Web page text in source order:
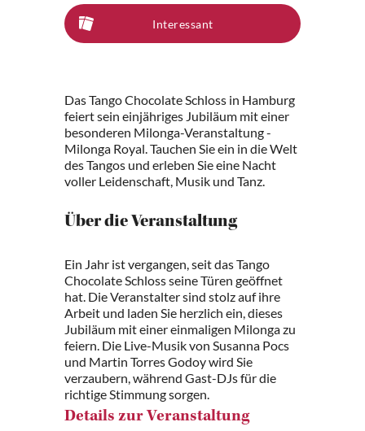
Interessant
Das Tango Chocolate Schloss in Hamburg
feiert sein einjähriges Jubiläum mit einer
besonderen Milonga-Veranstaltung -
Milonga Royal. Tauchen Sie ein in die Welt
des Tangos und erleben Sie eine Nacht
voller Leidenschaft, Musik und Tanz.
Über die Veranstaltung
Ein Jahr ist vergangen, seit das Tango
Chocolate Schloss seine Türen geöffnet
hat. Die Veranstalter sind stolz auf ihre
Arbeit und laden Sie herzlich ein, dieses
Jubiläum mit einer einmaligen Milonga zu
feiern. Die Live-Musik von Susanna Pocs
und Martin Torres Godoy wird Sie
verzaubern, während Gast-DJs für die
richtige Stimmung sorgen.
Details zur Veranstaltung